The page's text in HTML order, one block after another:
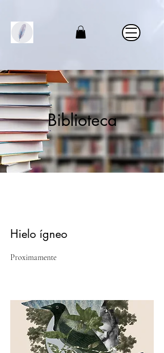
Biblioteca
Hielo ígneo
Proximamente